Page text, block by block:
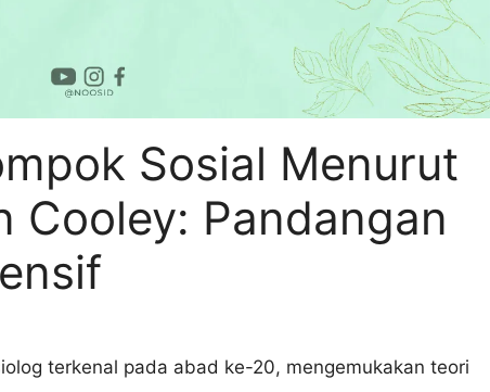
Sosial Menurut
Cooley: Pandangan
terkenal pada abad ke-20, mengemukakan teori